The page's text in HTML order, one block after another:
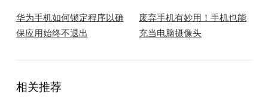
华为手机如何锁定程序以确
保应用始终不退出
废弃手机有妙用！手机也能
充当电脑摄像头
相关推荐